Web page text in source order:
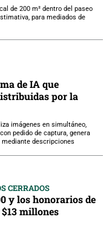
de 200 m² dentro del paseo
para mediados de
de IA que
por la
imágenes en simultáneo,
pedido de captura, genera
descripciones
CERRADOS
y los honorarios de
millones